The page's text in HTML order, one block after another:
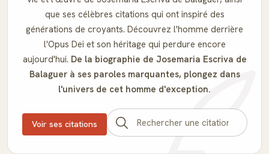
que ses célèbres citations qui ont inspiré des
générations de croyants. Découvrez l'homme derrière
l'Opus Dei et son héritage qui perdure encore
aujourd'hui. De la biographie de Josemaria Escriva de
Balaguer à ses paroles marquantes, plongez dans
l'univers de cet homme d'exception.
Voir ses citations